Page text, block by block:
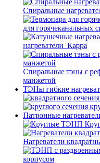
Спиральные
для горячеканальных
нагреватели_Карра
Спиральные тэны с
манжетой
ТЭНы гибкие
Патронные
Нагреватели
корпусом